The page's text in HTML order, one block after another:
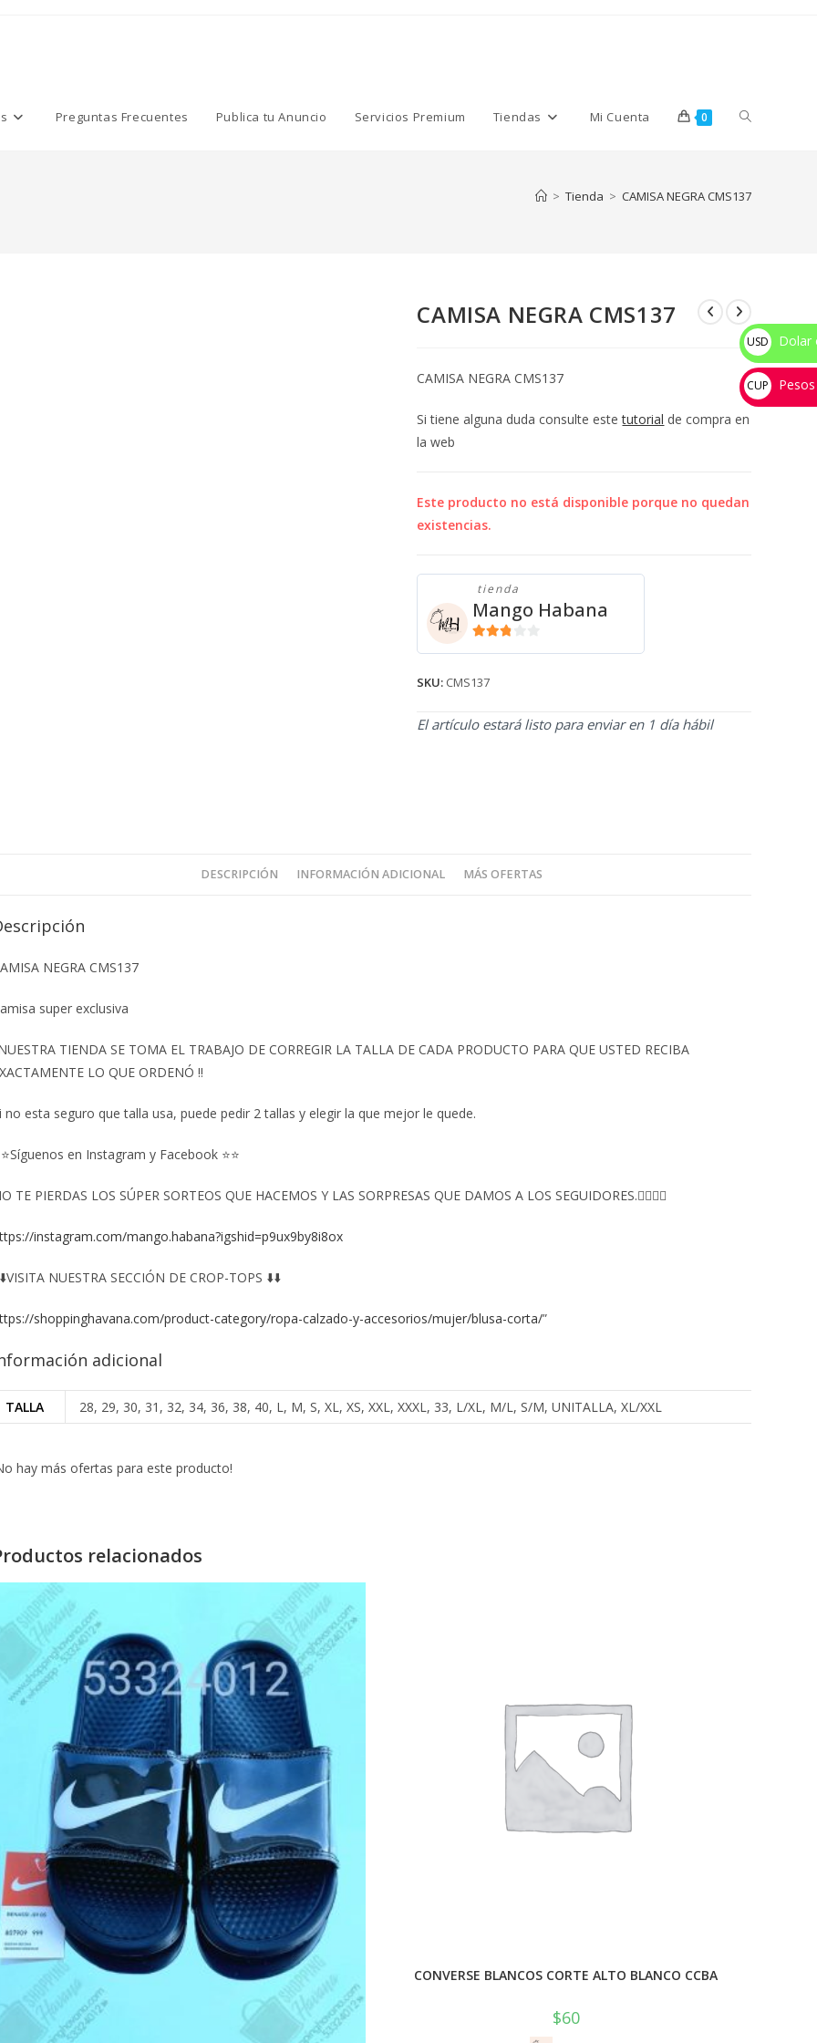
Preguntas Frecuentes Publica tu Anuncio Servicios Premium Tiendas Mi Cuenta 0 Alternar
la
web
> Tienda > CAMISA NEGRA CMS137
CAMISA NEGRA CMS137
CAMISA NEGRA CMS137
Si tiene alguna duda consulte estetutorial de compra en
la web
Este producto no está disponible porque no quedan
existencias.
tienda
Mango Habana
SKU: CMS137
El artículo estará listo para enviar en 1 día hábil
DESCRIPCIÓN INFORMACIÓN ADICIONAL MÁS OFERTAS
NEGRA CMS137
super exclusiva
TIENDA SE TOMA EL TRABAJO DE CORREGIR LA TALLA DE CADA PRODUCTO PARA QUE USTED RECIBA
LO QUE ORDENÓ ‼️
no esta seguro que talla usa, puede pedir 2 tallas y elegir la que mejor le quede.
en Instagram y Facebook ⭐⭐
TE PIERDAS LOS SÚPER SORTEOS QUE HACEMOS Y LAS SORPRESAS QUE DAMOS A LOS SEGUIDORES.👇🏻👇🏻
instagram.com/mango.habana?igshid=p9ux9by8i8ox
NUESTRA SECCIÓN DE CROP-TOPS ⬇️⬇️
shoppinghavana.com/product-category/ropa-calzado-y-accesorios/mujer/blusa-corta/”
adicional
TALLA 28, 29, 30, 31, 32, 34, 36, 38, 40, L, M, S, XL, XS, XXL, XXXL, 33, L/XL, M/L, S/M, UNITALLA, XL/XXL
hay más ofertas para este producto!
relacionados
CONVERSE BLANCOS CORTE ALTO BLANCO CCBA
$60
USD
$
Dolar
CUP
💰
Pesos